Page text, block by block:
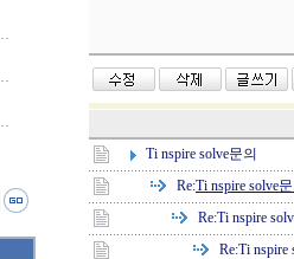
Ti nspire solve문의
Re:Ti nspire solve
Re:Ti nspire
Re:Ti nspire